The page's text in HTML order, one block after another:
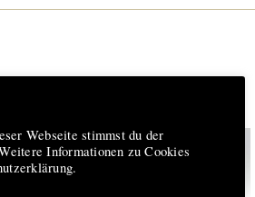
Webseite stimmst du der
Informationen zu Cookies